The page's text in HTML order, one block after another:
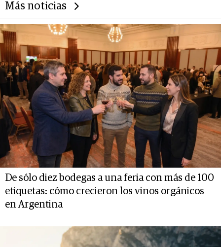
Más noticias
De sólo diez bodegas a una feria con más de 100
etiquetas: cómo crecieron los vinos orgánicos
en Argentina